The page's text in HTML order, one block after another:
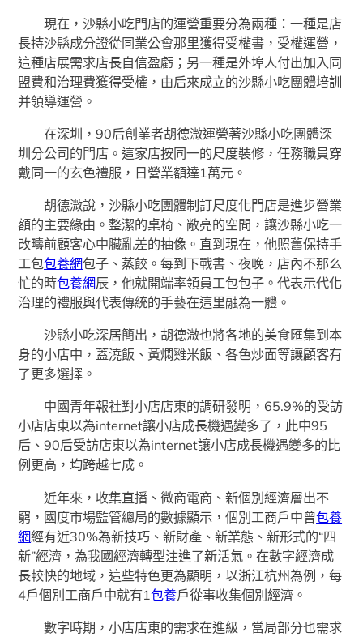
現在，沙縣小吃門店的運營重要分為兩種：一種是店
長持沙縣成分證從同業公會那里獲得受權書，受權運營，
這種店展需求店長自信盈虧；另一種是外埠人付出加入同
盟費和治理費獲得受權，由后來成立的沙縣小吃團體培訓
并領導運營。
在深圳，90后創業者胡德溦運營著沙縣小吃團體深
圳分公司的門店。這家店按同一的尺度裝修，任務職員穿
戴同一的玄色禮服，日營業額達1萬元。
胡德溦說，沙縣小吃團體制訂尺度化門店是進步營業
額的主要緣由。整潔的桌椅、敞亮的空間，讓沙縣小吃一
改疇前顧客心中臟亂差的抽像。直到現在，他照舊保持手
工包包養網包子、蒸餃。每到下戰書、夜晚，店內不那么
忙的時包養網辰，他就開端率領員工包包子。代表示代化
治理的禮服與代表傳統的手藝在這里融為一體。
沙縣小吃深居簡出，胡德溦也將各地的美食匯集到本
身的小店中，蓋澆飯、黃燜雞米飯、各色炒面等讓顧客有
了更多選擇。
中國青年報社對小店店東的調研發明，65.9%的受訪
小店店東以為internet讓小店成長機遇變多了，此中95
后、90后受訪店東以為internet讓小店成長機遇變多的比
例更高，均跨越七成。
近年來，收集直播、微商電商、新個別經濟層出不
窮，國度市場監管總局的數據顯示，個別工商戶中曾包養
網經有近30%為新技巧、新財產、新業態、新形式的“四
新”經濟，為我國經濟轉型注進了新活氣。在數字經濟成
長較快的地域，這些特色更為顯明，以浙江杭州為例，每
4戶個別工商戶中就有1包養戶從事收集個別經濟。
數字時期，小店店東的需求在進級，當局部分也需求